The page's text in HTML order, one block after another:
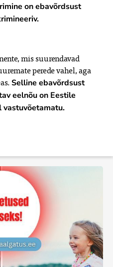
on ebavõrdsust
mis suurendavad
perede vahel, aga
Selline ebavõrdsust
eelnõu on Eestile